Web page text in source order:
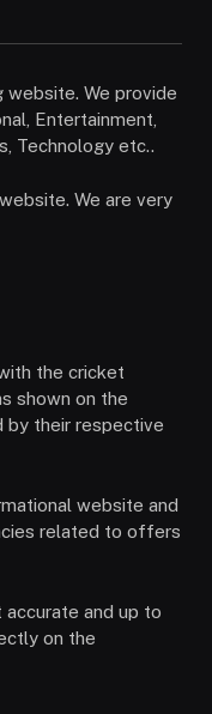
website. We provide
Entertainment,
Technology etc..
We are very
the cricket
shown on the
by their respective
website and
related to offers
and up to
on the